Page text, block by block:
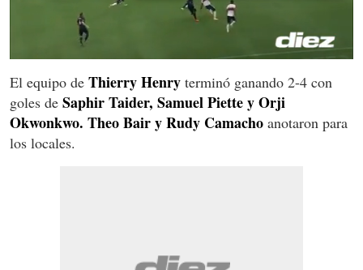
seconds
of
21
seconds
El equipo de Thierry Henry terminó ganando 2-4 con
goles de Saphir Taider, Samuel Piette y Orji
Okwonkwo. Theo Bair y Rudy Camacho anotaron para
los locales.